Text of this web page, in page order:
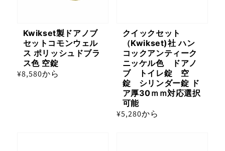
Kwikset製ドアノブ
セットコモンウェル
ス ポリッシュドブラ
ス色 空錠
通
¥8,580から
クイックセット
（Kwikset)社 ハン
コックアンティーク
ニッケル色 ドアノ
ブ トイレ錠 空
錠 シリンダー錠 ド
ア厚30ｍｍ対応選択
可能
通
¥5,280から